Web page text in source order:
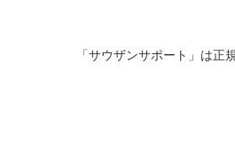
「サウザンサポート」は正